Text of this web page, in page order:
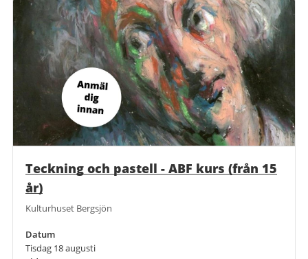
Teckning och pastell - ABF kurs (från 15
år)
Kulturhuset Bergsjön
Datum
Tisdag 18 augusti